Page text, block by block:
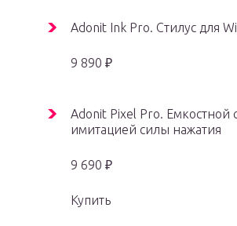
Adonit Ink Pro. Стилус для
9 890 ₽
Adonit Pixel Pro. Емкостной
имитацией силы нажатия
9 690 ₽
Купить